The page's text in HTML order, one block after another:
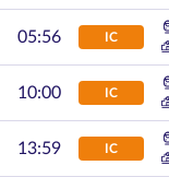
05:56 IC
10:00 IC
13:59 IC